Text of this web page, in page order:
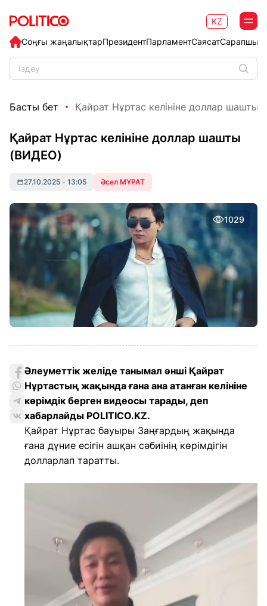
Соңғы жаңалықтарПрезидентПарламентСаясат
KZ
Басты бет Қайрат Нұртас келініне доллар шашты
Қайрат Нұртас келініне доллар шашты
(ВИДЕО)
27.10.2025 • 13:05 Әсел МҰРАТ
1029
Әлеуметтік желіде танымал әнші Қайрат
Нұртастың жақында ғана ана атанған келініне
көрімдік берген видеосы тарады, деп
хабарлайды POLITICO.KZ.
Қайрат Нұртас бауыры Заңғардың жақында
ғана дүние есігін ашқан сәбиінің көрімдігін
долларлап таратты.